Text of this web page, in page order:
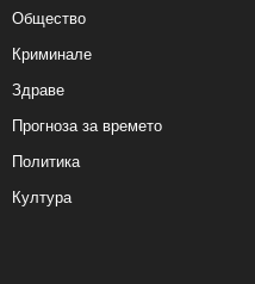
Общество
Криминале
Здраве
Прогноза за времето
Политика
Култура